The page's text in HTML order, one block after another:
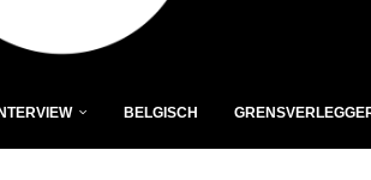
INTERVIEW BELGISCH